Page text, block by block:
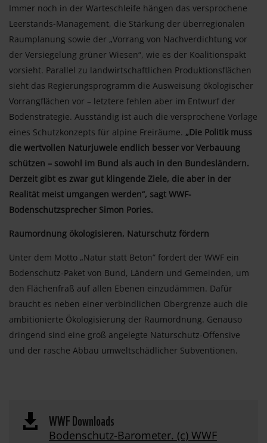
Immer noch in der Warteschleife hängen das versprochene
Leerstands-Management, die Stärkung der überregionalen
Raumplanung sowie der „Vorrang von Nachverdichtung vor
der Versiegelung grüner Wiesen“, wie es der Koalitionspakt
vorsieht. Parallel zu landwirtschaftlichen Produktionsflächen
sieht das Regierungsprogramm die Ausweisung ökologischer
Vorrangflächen vor – letztere fehlen aber im Entwurf der
Bodenstrategie. Ausständig ist auch die versprochene Vorlage
eines Schutzkonzepts für alpine Freiräume. „Die Politik muss
die wertvollen Naturjuwele endlich besser vor Verbauung
schützen – sowohl im Bund als auch in den Bundesländern.
Derzeit gibt es zwar gut klingende Ziele, die aber in der
Realität meist umgangen werden“, sagt WWF-
Bodenschutzsprecher Simon Pories.
Raumordnung ökologisieren, Naturschutz fördern
Unter dem Motto „Natur statt Beton” fordert der WWF ein
Bodenschutz-Paket von Bund, Ländern und Gemeinden, um
den Flächenfraß auf allen Ebenen einzudämmen. Dafür
braucht es neben einer verbindlichen Obergrenze auch die
ambitionierte Ökologisierung der Raumordnung. Genauso
dringend sind eine groß angelegte Naturschutz-Offensive
und der rasche Abbau umweltschädlicher Subventionen.
 WWF Downloads
Bodenschutz-Barometer. (c) WWF